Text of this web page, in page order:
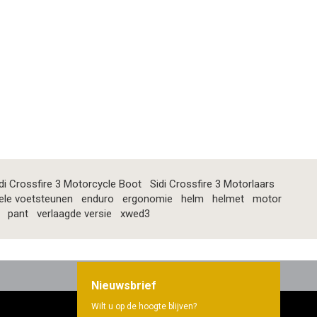
Crossfire 3 Motorcycle Boot
Sidi Crossfire 3 Motorlaars
voetsteunen
enduro ergonomie helm helmet
motor
pant
verlaagde versie xwed3
Nieuwsbrief
Wilt u op de hoogte blijven?